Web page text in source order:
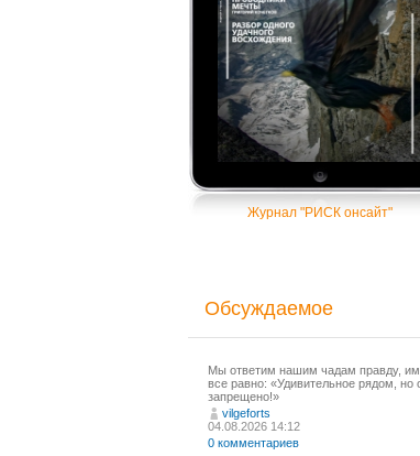
Журнал "РИСК онсайт"
Обсуждаемое
Мы ответим нашим чадам правду,
все равно: «Удивительное рядом, но
запрещено!»
vilgeforts
04.08.2026 14:12
0 комментариев